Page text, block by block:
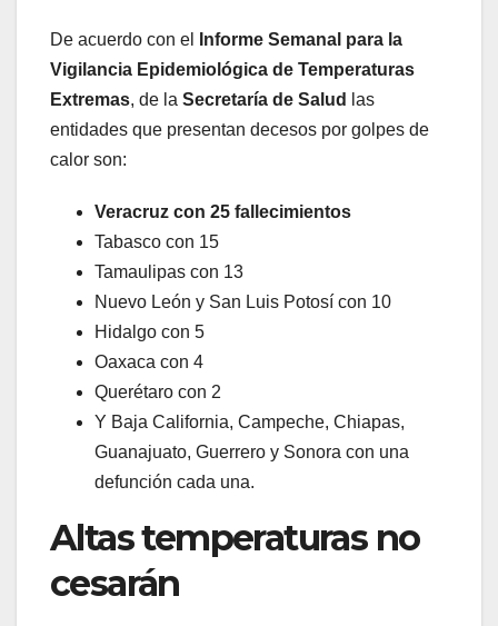
De acuerdo con el
Informe Semanal para la
Vigilancia Epidemiológica de Temperaturas
Extremas, de la Secretaría de Salud
las
entidades que presentan decesos por golpes de
calor son:
Veracruz con 25 fallecimientos
Tabasco con 15
Tamaulipas con 13
Nuevo León y San Luis Potosí con 10
Hidalgo con 5
Oaxaca con 4
Querétaro con 2
Y Baja California, Campeche, Chiapas,
Guanajuato, Guerrero y Sonora con una
defunción cada una.
Altas temperaturas no
cesarán